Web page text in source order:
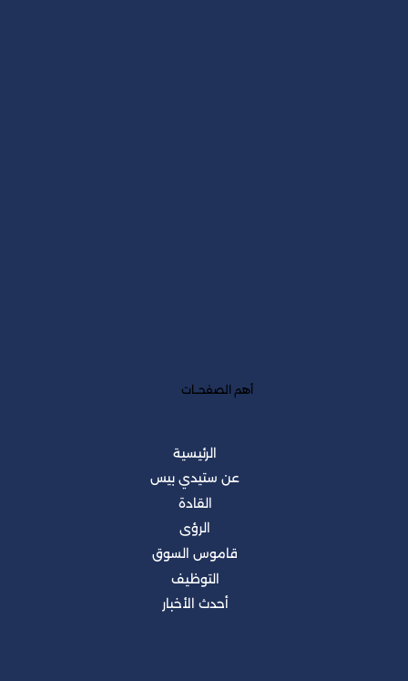
أهم الصفحــات
الرئيسية
عن ستيدي بيس
القادة
الرؤى
قاموس السوق
التوظيف
أحدث الأخبار